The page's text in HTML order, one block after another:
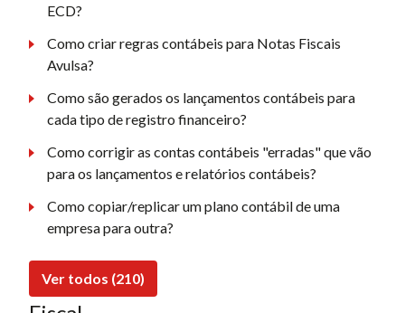
ECD?
Como criar regras contábeis para Notas Fiscais
Avulsa?
Como são gerados os lançamentos contábeis para
cada tipo de registro financeiro?
Como corrigir as contas contábeis "erradas" que vão
para os lançamentos e relatórios contábeis?
Como copiar/replicar um plano contábil de uma
empresa para outra?
Ver todos (210)